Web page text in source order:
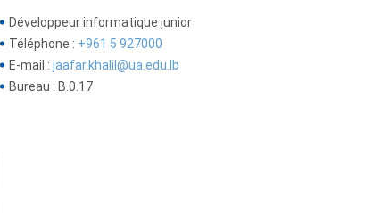
Développeur informatique junior
Téléphone : +961 5 927000
E-mail : jaafar.khalil@ua.edu.lb
Bureau : B.0.17